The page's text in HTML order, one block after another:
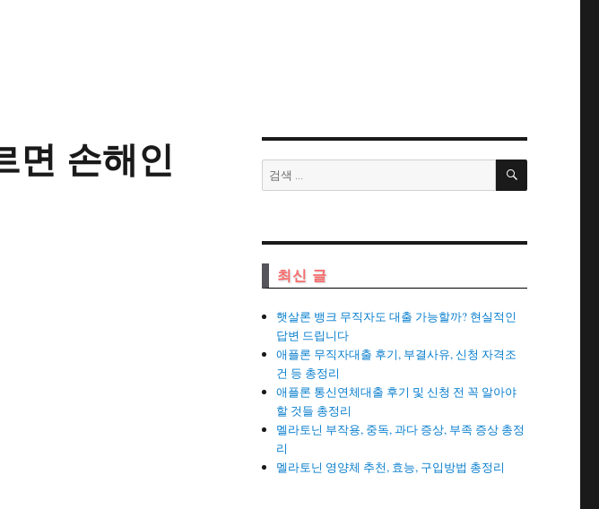
면 손해인
검
색:
검
최신 글
햇살론 뱅크 무직자도 대출 가능할까? 현실적인
답변 드립니다
애플론 무직자대출 후기, 부결사유, 신청 자격조
건 등 총정리
애플론 통신연체대출 후기 및 신청 전 꼭 알아야
할 것들 총정리
멜라토닌 부작용, 중독, 과다 증상, 부족 증상 총정
리
멜라토닌 영양체 추천, 효능, 구입방법 총정리